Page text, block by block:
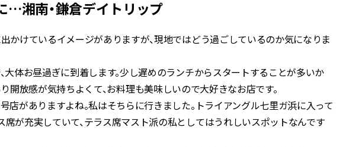
…湘南・鎌倉デイトリップ
かけているイメージがありますが、現地ではどう過ごしているのか気になりま
大体お昼過ぎに到着します。少し遅めのランチからスタートすることが多いか
開放感が気持ちよくて、お料理も美味しいので大好きなお店です。
店がありますよね。私はそちらに行きました。トライアングル七里ガ浜に入って
が充実していて、テラス席マスト派の私としてはうれしいスポットなんです
ない！アラサーのまとめ髪が垢
抜ける「即戦力アクセ」たち |
忙しい毎日に「うるおいター
ボ」を。新【SOFINA BASIC＋】
かな肌を目指す | CLASSY.[クラッ
シィ]
【一生ものジュエリー
存在感が際立つ！ポメ
「トゥギャザー」シリ
目 | CLASSY.[クラッシ